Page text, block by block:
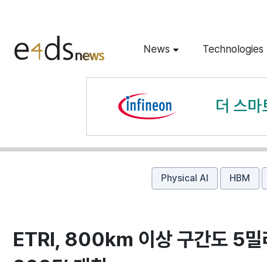
News Technologies
Physical AI HBM
ETRI, 800km 이상 구간도 5밀